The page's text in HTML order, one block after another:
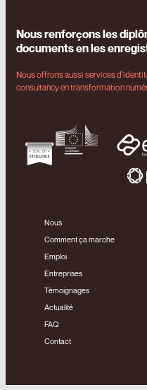
Nous renforçons les
documents en les
Nous offrons aussi services
consultancy en transformation
Nous
Comment ça marche
Emploi
Entreprises
Témoignages
Actualité
FAQ
Contact